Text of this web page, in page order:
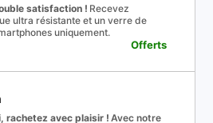
satisfaction ! Recevez
ultra résistante et un verre de
uniquement.
Offerts
rachetez avec plaisir ! Avec notre